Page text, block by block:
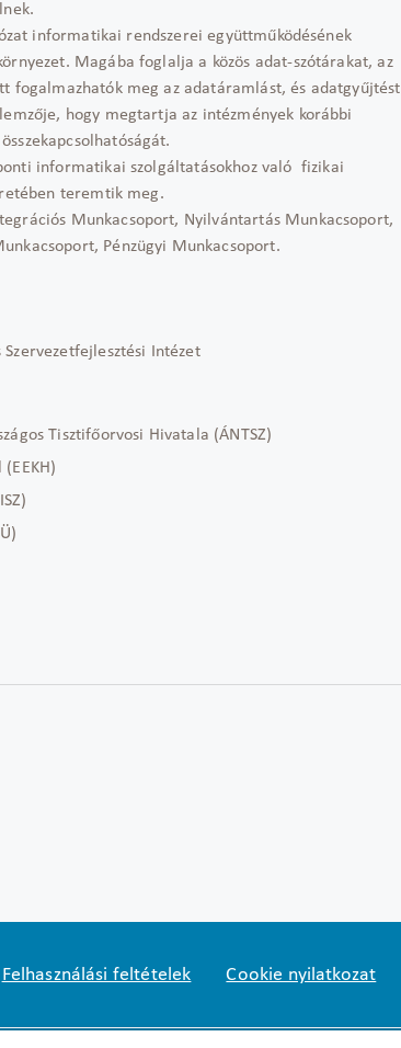
informatikai rendszerei együttműködésének
Magába foglalja a közös adat-szótárakat, az
fogalmazhatók meg az adatáramlást, és adatgyűjtést
hogy megtartja az intézmények korábbi
informatikai szolgáltatásokhoz való fizikai
teremtik meg.
Munkacsoport, Nyilvántartás Munkacsoport,
Pénzügyi Munkacsoport.
Szervezetfejlesztési Intézet
Tisztifőorvosi Hivatala (ÁNTSZ)
Felhasználási feltételek Cookie nyilatkozat